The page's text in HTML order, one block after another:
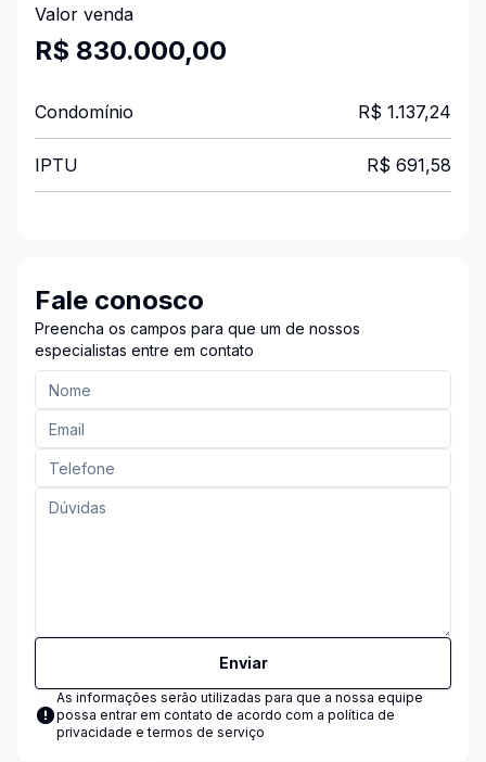
Valor venda
R$ 830.000,00
Condomínio R$ 1.137,24
IPTU R$ 691,58
Fale conosco
Preencha os campos para que um de nossos
especialistas entre em contato
Enviar
As informações serão utilizadas para que a nossa equipe
possa entrar em contato de acordo com a política de
privacidade e termos de serviço